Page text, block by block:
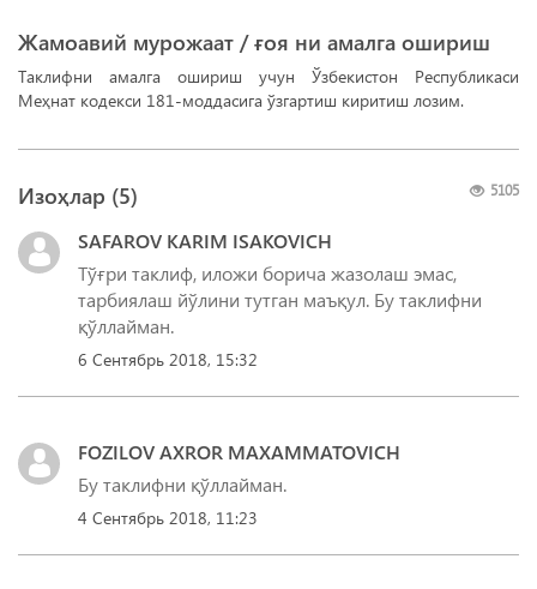
Жамоавий мурожаат / ғоя ни амалга ошириш
Таклифни амалга ошириш учун Ўзбекистон Республикаси
Меҳнат кодекси 181-моддасига ўзгартиш киритиш лозим.
5105
Изоҳлар (5)
SAFAROV KARIM ISAKOVICH
Тўғри таклиф, иложи борича жазолаш эмас,
тарбиялаш йўлини тутган маъқул. Бу таклифни
қўллайман.
6 Сентябрь 2018, 15:32
FOZILOV AXROR MAXAMMATOVICH
Бу таклифни қўллайман.
4 Сентябрь 2018, 11:23